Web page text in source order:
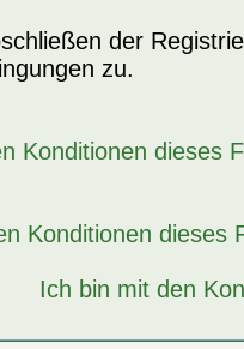
der
zu.
Konditionen dieses
Konditionen dieses
Ich bin mit den